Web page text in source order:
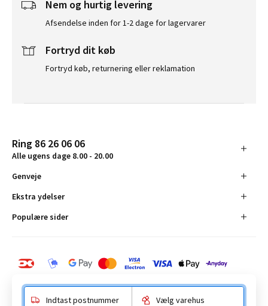
Nem og hurtig levering
Afsendelse inden for 1-2 dage for lagervarer
Fortryd dit køb
Fortryd køb, returnering eller reklamation
Ring 86 26 06 06
Alle ugens dage 8.00 - 20.00
Genveje
Ekstra ydelser
Populære sider
Indtast postnummer Vælg varehus